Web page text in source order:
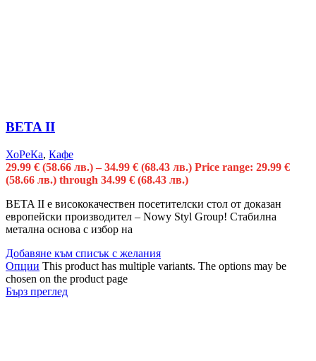
BETA II
ХоРеКа, Кафе
29.99 € (58.66 лв.) – 34.99 € (68.43 лв.) Price range: 29.99 €
(58.66 лв.) through 34.99 € (68.43 лв.)
BETA II e висококачествен посетителски стол от доказан
европейски производител – Nowy Styl Group! Стабилна
метална основа с избор на
Добавяне към списък с желания
Опции This product has multiple variants. The options may be
chosen on the product page
Бърз преглед